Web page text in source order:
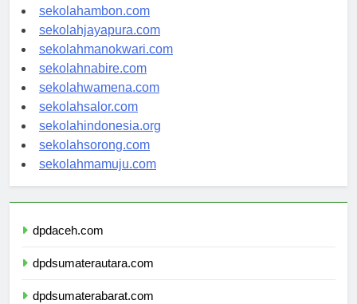
sekolahambon.com
sekolahjayapura.com
sekolahmanokwari.com
sekolahnabire.com
sekolahwamena.com
sekolahsalor.com
sekolahindonesia.org
sekolahsorong.com
sekolahmamuju.com
dpdaceh.com
dpdsumaterautara.com
dpdsumaterabarat.com